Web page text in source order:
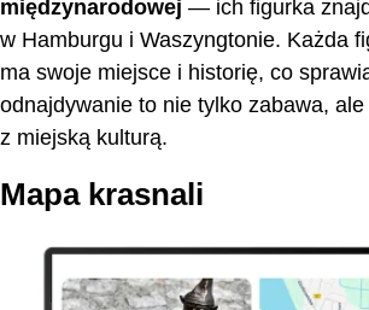
międzynarodowej — ich figurka
w Hamburgu i Waszyngtonie. Każda
ma swoje miejsce i historię, co
odnajdywanie to nie tylko zabawa,
z miejską kulturą.
Mapa krasnali